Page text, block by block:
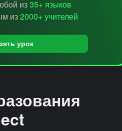
из35+ языков
из2000+ учителей
урок